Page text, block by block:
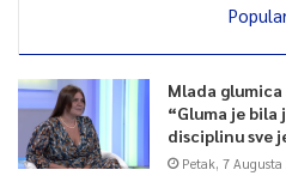
Mlada glumica
“Gluma je
disciplinu sve
Petak, 7 Augusta